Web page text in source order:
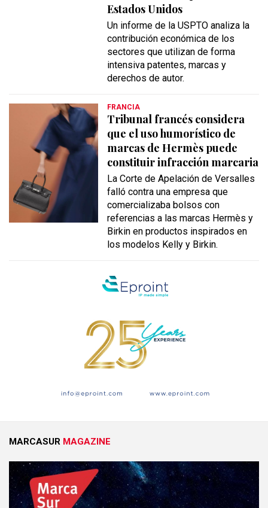
Estados Unidos
Un informe de la USPTO analiza la
contribución económica de los
sectores que utilizan de forma
intensiva patentes, marcas y
derechos de autor.
FRANCIA
Tribunal francés considera
que el uso humorístico de
marcas de Hermès puede
constituir infracción marcaria
La Corte de Apelación de Versalles
falló contra una empresa que
comercializaba bolsos con
referencias a las marcas Hermès y
Birkin en productos inspirados en
los modelos Kelly y Birkin.
MARCASUR MAGAZINE